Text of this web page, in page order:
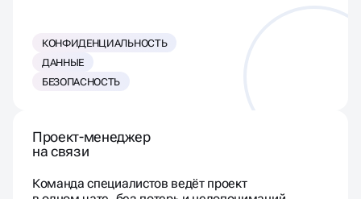
КОНФИДЕНЦИАЛЬНОСТЬ
ДАННЫЕ
БЕЗОПАСНОСТЬ
Проект-менеджер
на связи
Команда специалистов ведёт проект